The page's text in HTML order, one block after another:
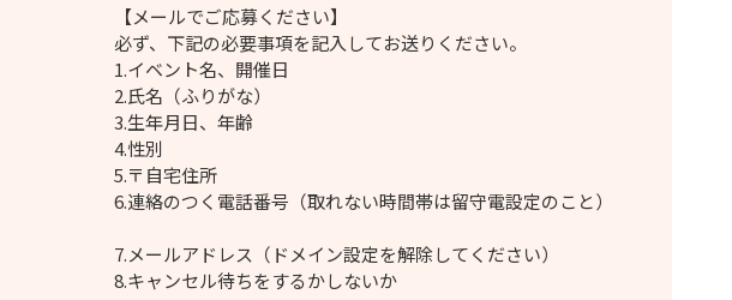
【メールでご応募ください】
必ず、下記の必要事項を記入してお送りください。
1.イベント名、開催日
2.氏名（ふりがな）
3.生年月日、年齢
4.性別
5.〒自宅住所
6.連絡のつく電話番号（取れない時間帯は留守電設定のこと）
7.メールアドレス（ドメイン設定を解除してください）
8.キャンセル待ちをするかしないか